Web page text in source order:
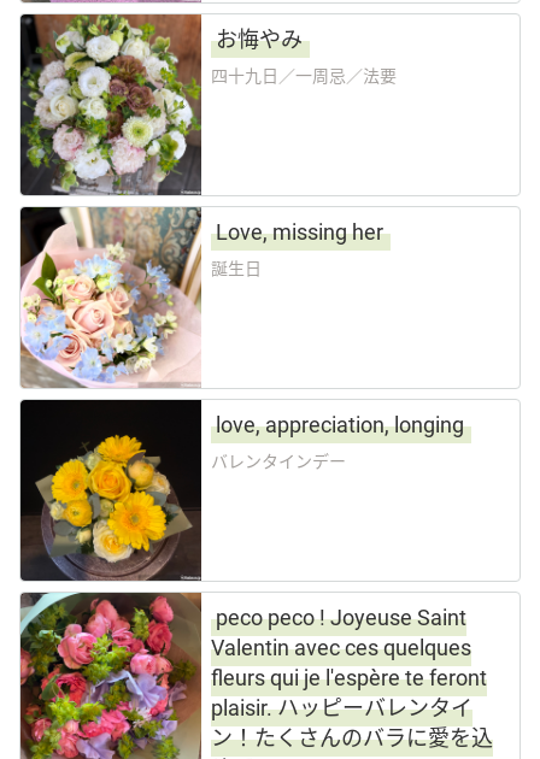
お悔やみ
四十九日／一周忌／法要
Love, missing her
誕生日
love, appreciation, longing
バレンタインデー
peco peco ! Joyeuse Saint
Valentin avec ces quelques
fleurs qui je l'espère te feront
plaisir. ハッピーバレンタイ
ン！たくさんのバラに愛を込